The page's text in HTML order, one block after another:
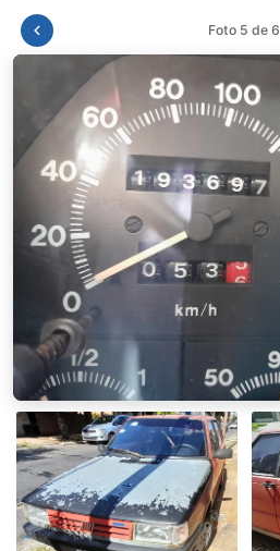
Foto 6 de 6